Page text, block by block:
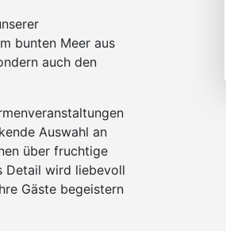
bunten Meer aus
auch den
Auswahl an
über fruchtige
Detail wird liebevoll
Gäste begeistern